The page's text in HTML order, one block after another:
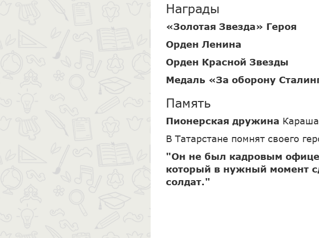
Награды
«Золотая Звезда» Героя
Орден Ленина
Орден Красной Звезды
Медаль «За оборону
Память
Пионерская дружина
В Татарстане помнят своего
"Он не был кадровым
который в нужный момент
солдат."